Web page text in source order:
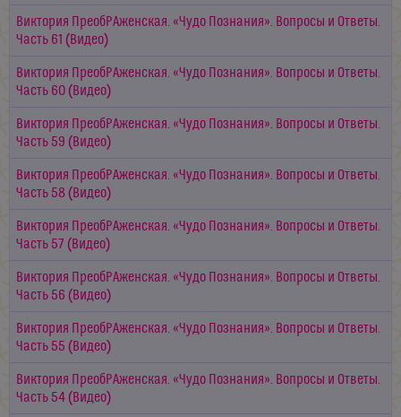
Виктория ПреобРАженская. «Чудо Познания». Вопросы и Ответы.
Часть 61 (Видео)
Виктория ПреобРАженская. «Чудо Познания». Вопросы и Ответы.
Часть 60 (Видео)
Виктория ПреобРАженская. «Чудо Познания». Вопросы и Ответы.
Часть 59 (Видео)
Виктория ПреобРАженская. «Чудо Познания». Вопросы и Ответы.
Часть 58 (Видео)
Виктория ПреобРАженская. «Чудо Познания». Вопросы и Ответы.
Часть 57 (Видео)
Виктория ПреобРАженская. «Чудо Познания». Вопросы и Ответы.
Часть 56 (Видео)
Виктория ПреобРАженская. «Чудо Познания». Вопросы и Ответы.
Часть 55 (Видео)
Виктория ПреобРАженская. «Чудо Познания». Вопросы и Ответы.
Часть 54 (Видео)